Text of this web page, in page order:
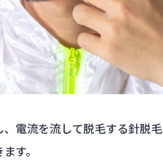
電流を流して脱毛する針脱
す。